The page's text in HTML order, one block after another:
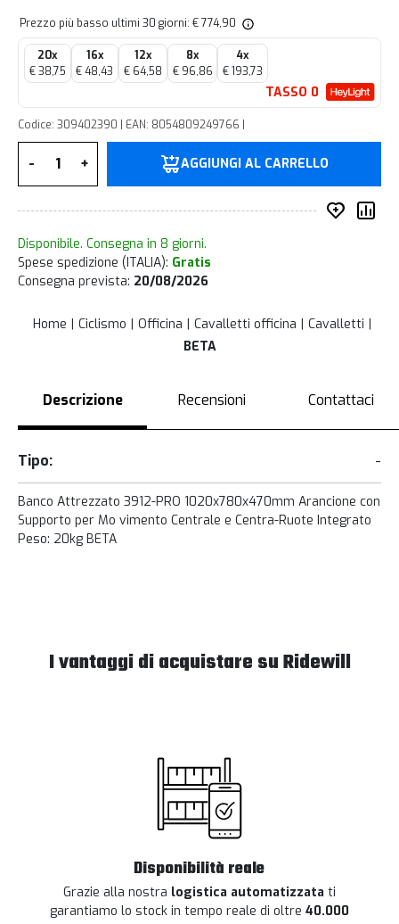
Prezzo più basso ultimi 30 giorni: € 774,90
20x
€ 38,75
16x
€ 48,43
12x
€ 64,58
8x
€ 96,86
4x
€ 193,73
TASSO 0
Codice: 309402390 | EAN: 8054809249766 |
- + AGGIUNGI AL CARRELLO
Disponibile. Consegna in 8 giorni.
Spese spedizione (ITALIA): Gratis
Consegna prevista: 20/08/2026
Home Ciclismo Officina Cavalletti officina
Cavalletti
BETA
Descrizione Recensioni Contattaci
Tipo: -
Banco Attrezzato 3912-PRO 1020x780x470mm Arancione con
Supporto per Mo vimento Centrale e Centra-Ruote Integrato
Peso: 20kg BETA
I vantaggi di acquistare su Ridewill
Disponibilità reale
Grazie alla nostra logistica automatizzata ti
garantiamo lo stock in tempo reale di oltre 40.000